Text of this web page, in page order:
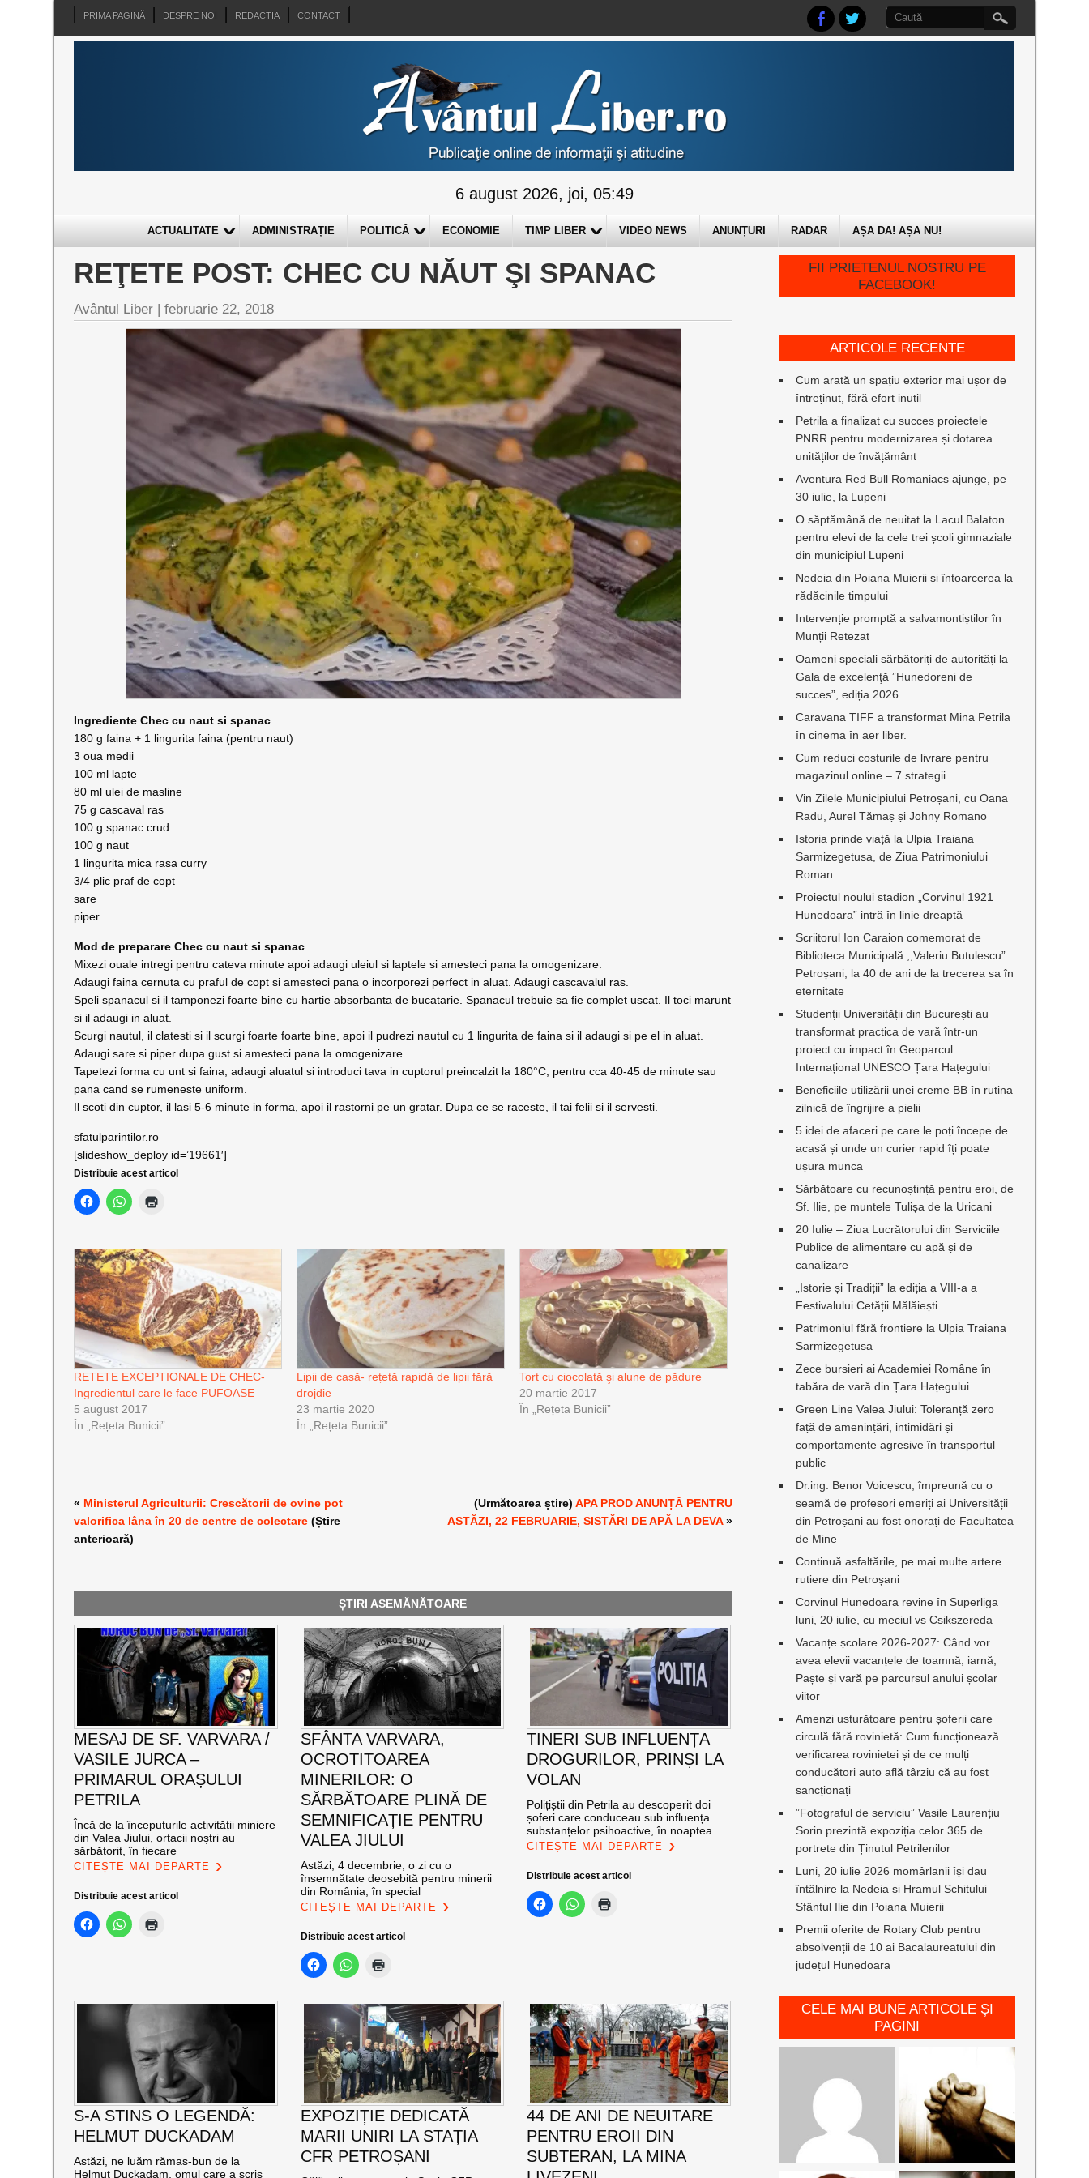
PRIMA PAGINĂ DESPRE NOI REDACTIA CONTACT
6 august 2026, joi, 05:49
ACTUALITATE ADMINISTRAȚIE POLITICĂ ECONOMIE TIMP LIBER VIDEO NEWS ANUNȚURI RADAR AȘA DA! AȘA NU!
REŢETE POST: CHEC CU NĂUT ŞI SPANAC
Avântul Liber |februarie 22, 2018
Ingrediente Chec cu naut si spanac
180 g faina + 1 lingurita faina (pentru naut)
3 oua medii
100 ml lapte
80 ml ulei de masline
75 g cascaval ras
100 g spanac crud
100 g naut
1 lingurita mica rasa curry
3/4 plic praf de copt
sare
piper
Mod de preparare Chec cu naut si spanac
Mixezi ouale intregi pentru cateva minute apoi adaugi uleiul si laptele si amesteci pana la omogenizare.
Adaugi faina cernuta cu praful de copt si amesteci pana o incorporezi perfect in aluat. Adaugi cascavalul ras.
Speli spanacul si il tamponezi foarte bine cu hartie absorbanta de bucatarie. Spanacul trebuie sa fie complet uscat. Il toci marunt
si il adaugi in aluat.
Scurgi nautul, il clatesti si il scurgi foarte foarte bine, apoi il pudrezi nautul cu 1 lingurita de faina si il adaugi si pe el in aluat.
Adaugi sare si piper dupa gust si amesteci pana la omogenizare.
Tapetezi forma cu unt si faina, adaugi aluatul si introduci tava in cuptorul preincalzit la 180°C, pentru cca 40-45 de minute sau
pana cand se rumeneste uniform.
Il scoti din cuptor, il lasi 5-6 minute in forma, apoi il rastorni pe un gratar. Dupa ce se raceste, il tai felii si il servesti.
sfatulparintilor.ro
[slideshow_deploy id=’19661′]
Distribuie acest articol
RETETE EXCEPTIONALE DE CHEC-
Ingredientul care le face PUFOASE
5 august 2017
În „Rețeta Bunicii”
Lipii de casă- rețetă rapidă de lipii fără
drojdie
23 martie 2020
În „Rețeta Bunicii”
Tort cu ciocolată şi alune de pădure
20 martie 2017
În „Rețeta Bunicii”
« Ministerul Agriculturii: Crescătorii de ovine pot
valorifica lâna în 20 de centre de colectare (Știre
anterioară)
(Următoarea știre)APA PROD ANUNȚĂ PENTRU
ASTĂZI, 22 FEBRUARIE, SISTĂRI DE APĂ LA DEVA»
ȘTIRI ASEMĂNĂTOARE
MESAJ DE SF. VARVARA /
VASILE JURCA –
PRIMARUL ORAȘULUI
PETRILA
Încă de la începuturile activității miniere
din Valea Jiului, ortacii noștri au
sărbătorit, în fiecare
CITEȘTE MAI DEPARTE
Distribuie acest articol
SFÂNTA VARVARA,
OCROTITOAREA
MINERILOR: O
SĂRBĂTOARE PLINĂ DE
SEMNIFICAȚIE PENTRU
VALEA JIULUI
Astăzi, 4 decembrie, o zi cu o
însemnătate deosebită pentru minerii
din România, în special
CITEȘTE MAI DEPARTE
Distribuie acest articol
TINERI SUB INFLUENȚA
DROGURILOR, PRINȘI LA
VOLAN
Polițiștii din Petrila au descoperit doi
șoferi care conduceau sub influența
substanțelor psihoactive, în noaptea
CITEȘTE MAI DEPARTE
Distribuie acest articol
S-A STINS O LEGENDĂ:
HELMUT DUCKADAM
Astăzi, ne luăm rămas-bun de la
Helmut Duckadam, omul care a scris
EXPOZIȚIE DEDICATĂ
MARII UNIRI LA STAȚIA
CFR PETROȘANI
44 DE ANI DE NEUITARE
PENTRU EROII DIN
SUBTERAN, LA MINA
FII PRIETENUL NOSTRU PE
FACEBOOK!
ARTICOLE RECENTE
Cum arată un spațiu exterior mai ușor de
întreținut, fără efort inutil
Petrila a finalizat cu succes proiectele
PNRR pentru modernizarea și dotarea
unităților de învățământ
Aventura Red Bull Romaniacs ajunge, pe
30 iulie, la Lupeni
O săptămână de neuitat la Lacul Balaton
pentru elevi de la cele trei școli gimnaziale
din municipiul Lupeni
Nedeia din Poiana Muierii și întoarcerea la
rădăcinile timpului
Intervenție promptă a salvamontiștilor în
Munții Retezat
Oameni speciali sărbătoriți de autorități la
Gala de excelenţă ”Hunedoreni de
succes”, ediția 2026
Caravana TIFF a transformat Mina Petrila
în cinema în aer liber.
Cum reduci costurile de livrare pentru
magazinul online – 7 strategii
Vin Zilele Municipiului Petroșani, cu Oana
Radu, Aurel Tămaș și Johny Romano
Istoria prinde viață la Ulpia Traiana
Sarmizegetusa, de Ziua Patrimoniului
Roman
Proiectul noului stadion „Corvinul 1921
Hunedoara” intră în linie dreaptă
Scriitorul Ion Caraion comemorat de
Biblioteca Municipală ,,Valeriu Butulescu”
Petroșani, la 40 de ani de la trecerea sa în
eternitate
Studenții Universității din București au
transformat practica de vară într-un
proiect cu impact în Geoparcul
Internațional UNESCO Țara Hațegului
Beneficiile utilizării unei creme BB în rutina
zilnică de îngrijire a pielii
5 idei de afaceri pe care le poți începe de
acasă și unde un curier rapid îți poate
ușura munca
Sărbătoare cu recunoștință pentru eroi, de
Sf. Ilie, pe muntele Tulișa de la Uricani
20 Iulie – Ziua Lucrătorului din Serviciile
Publice de alimentare cu apă și de
canalizare
„Istorie și Tradiții” la ediția a VIII-a a
Festivalului Cetății Mălăiești
Patrimoniul fără frontiere la Ulpia Traiana
Sarmizegetusa
Zece bursieri ai Academiei Române în
tabăra de vară din Țara Hațegului
Green Line Valea Jiului: Toleranță zero
față de amenințări, intimidări și
comportamente agresive în transportul
public
Dr.ing. Benor Voicescu, împreună cu o
seamă de profesori emeriți ai Universității
din Petroșani au fost onorați de Facultatea
de Mine
Continuă asfaltările, pe mai multe artere
rutiere din Petroșani
Corvinul Hunedoara revine în Superliga
luni, 20 iulie, cu meciul vs Csikszereda
Vacanțe școlare 2026-2027: Când vor
avea elevii vacanțele de toamnă, iarnă,
Paște și vară pe parcursul anului școlar
viitor
Amenzi usturătoare pentru șoferii care
circulă fără rovinietă: Cum funcționează
verificarea rovinietei și de ce mulți
conducători auto află târziu că au fost
sancționați
”Fotograful de serviciu” Vasile Laurențiu
Sorin prezintă expoziția celor 365 de
portrete din Ținutul Petrilenilor
Luni, 20 iulie 2026 momârlanii își dau
întâlnire la Nedeia și Hramul Schitului
Sfântul Ilie din Poiana Muierii
Premii oferite de Rotary Club pentru
absolvenții de 10 ai Bacalaureatului din
județul Hunedoara
CELE MAI BUNE ARTICOLE ȘI
PAGINI